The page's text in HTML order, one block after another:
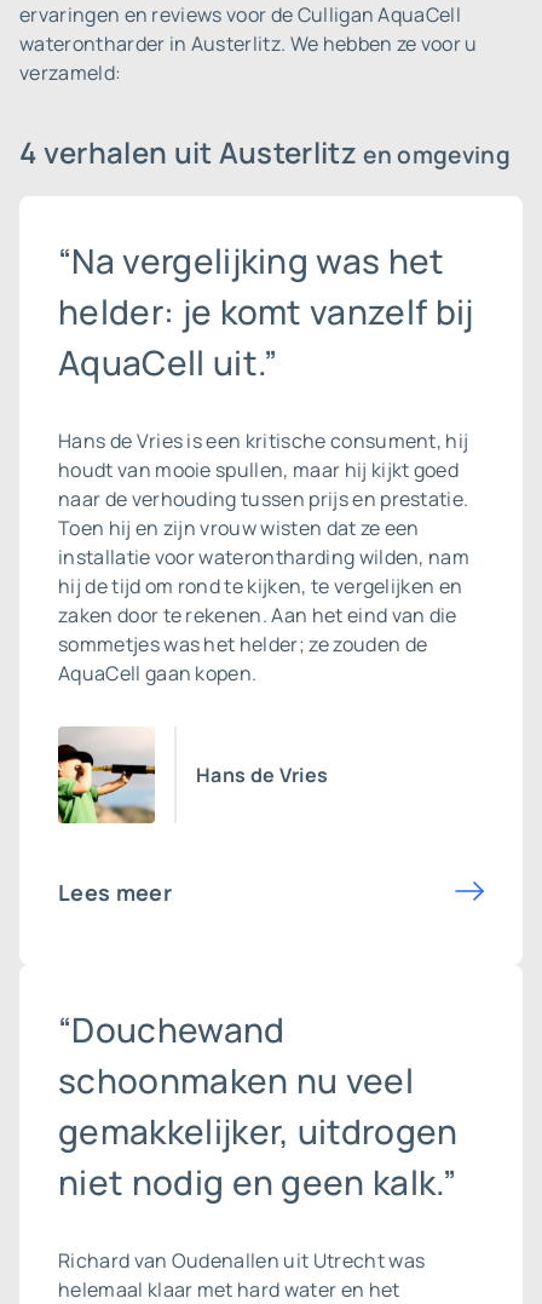
ervaringen en reviews voor de Culligan AquaCell
waterontharder in Austerlitz. We hebben ze voor u
verzameld:
4 verhalen uit Austerlitzen omgeving
“Na vergelijking was het
helder: je komt vanzelf bij
AquaCell uit.”
Hans de Vries is een kritische consument, hij
houdt van mooie spullen, maar hij kijkt goed
naar de verhouding tussen prijs en prestatie.
Toen hij en zijn vrouw wisten dat ze een
installatie voor waterontharding wilden, nam
hij de tijd om rond te kijken, te vergelijken en
zaken door te rekenen. Aan het eind van die
sommetjes was het helder; ze zouden de
AquaCell gaan kopen.
Hans de Vries
Lees meer
“Douchewand
schoonmaken nu veel
gemakkelijker, uitdrogen
niet nodig en geen kalk.”
Richard van Oudenallen uit Utrecht was
helemaal klaar met hard water en het